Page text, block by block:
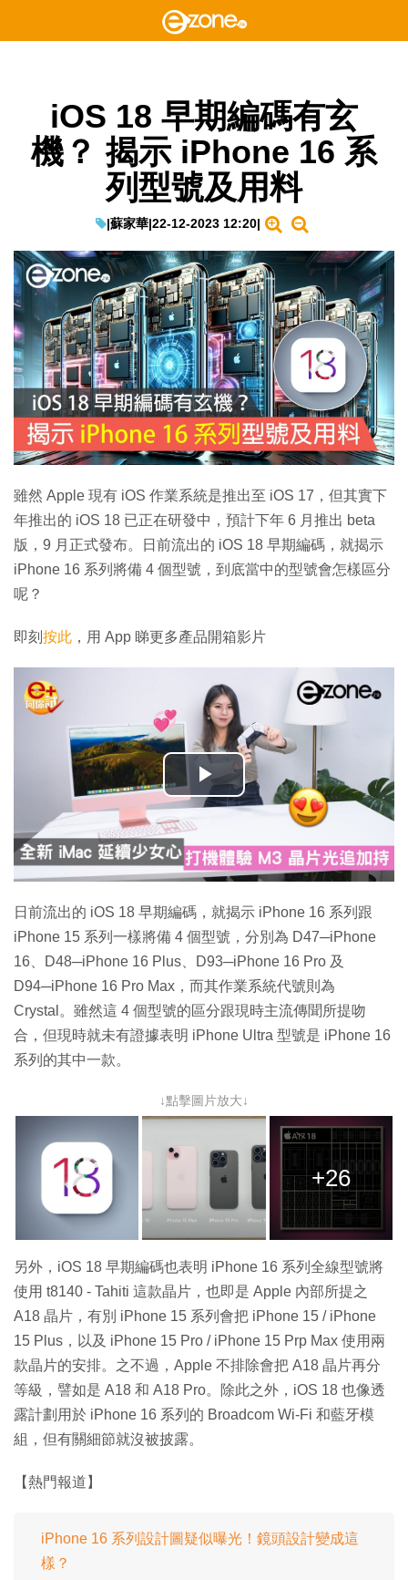
iOS 18 早期編碼有玄
機？ 揭示 iPhone 16 系
列型號及用料
|蘇家華|22-12-2023 12:20|
雖然 Apple 現有 iOS 作業系統是推出至 iOS 17，但其實下
年推出的 iOS 18 已正在研發中，預計下年 6 月推出 beta
版，9 月正式發布。日前流出的 iOS 18 早期編碼，就揭示
iPhone 16 系列將備 4 個型號，到底當中的型號會怎樣區分
呢？
即刻 按此 ，用 App 睇更多產品開箱影片
播
影
片
日前流出的 iOS 18 早期編碼，就揭示 iPhone 16 系列跟
iPhone 15 系列一樣將備 4 個型號，分別為 D47─iPhone
16、D48─iPhone 16 Plus、D93─iPhone 16 Pro 及
D94─iPhone 16 Pro Max，而其作業系統代號則為
Crystal。雖然這 4 個型號的區分跟現時主流傳聞所提吻
合，但現時就未有證據表明 iPhone Ultra 型號是 iPhone 16
系列的其中一款。
↓點擊圖片放大↓
+26
另外，iOS 18 早期編碼也表明 iPhone 16 系列全線型號將
使用 t8140 - Tahiti 這款晶片，也即是 Apple 內部所提之
A18 晶片，有別 iPhone 15 系列會把 iPhone 15 / iPhone
15 Plus，以及 iPhone 15 Pro / iPhone 15 Prp Max 使用兩
款晶片的安排。之不過，Apple 不排除會把 A18 晶片再分
等級，譬如是 A18 和 A18 Pro。除此之外，iOS 18 也像透
露計劃用於 iPhone 16 系列的 Broadcom Wi-Fi 和藍牙模
組，但有關細節就沒被披露。
【熱門報道】
iPhone 16 系列設計圖疑似曝光！鏡頭設計變成這
樣？